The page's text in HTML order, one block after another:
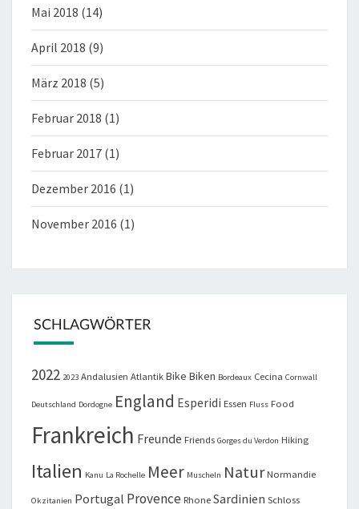
Mai 2018 (14)
April 2018 (9)
März 2018 (5)
Februar 2018 (1)
Februar 2017 (1)
Dezember 2016 (1)
November 2016 (1)
SCHLAGWÖRTER
2022 2023 Andalusien Atlantik Bike Biken Bordeaux Cecina Cornwall
Deutschland Dordogne England Esperidi Essen Fluss Food
Frankreich Freunde Friends Gorges du Verdon Hiking
Italien Kanu La Rochelle Meer Muscheln Natur Normandie
Okzitanien Portugal Provence Rhone Sardinien Schloss